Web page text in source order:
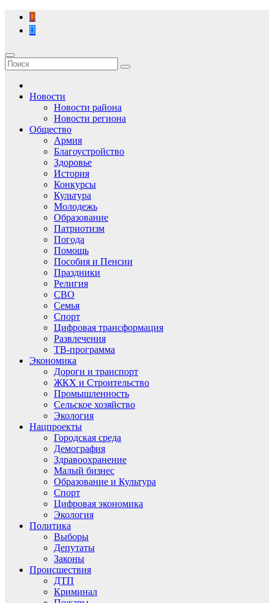
Перейти
содержимому
Новости
Новости района
Новости региона
Общество
Армия
Благоустройство
Здоровье
История
Конкурсы
Культура
Молодежь
Образование
Патриотизм
Погода
Помощь
Пособия и Пенсии
Праздники
Религия
СВО
Семья
Спорт
Цифровая трансформация
Развлечения
ТВ-программа
Экономика
Дороги и транспорт
ЖКХ и Строительство
Промышленность
Сельское хозяйство
Экология
Нацпроекты
Городская среда
Демография
Здравоохранение
Малый бизнес
Образование и Культура
Спорт
Цифровая экономика
Экология
Политика
Выборы
Депутаты
Законы
Происшествия
ДТП
Криминал